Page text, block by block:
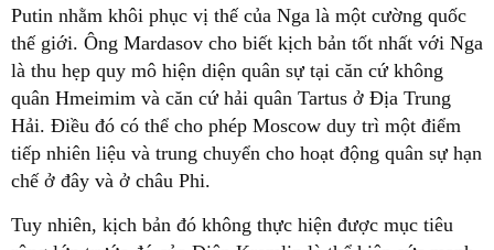
Putin nhằm khôi phục vị thế của Nga là một cường quốc
thế giới. Ông Mardasov cho biết kịch bản tốt nhất với Nga
là thu hẹp quy mô hiện diện quân sự tại căn cứ không
quân Hmeimim và căn cứ hải quân Tartus ở Địa Trung
Hải. Điều đó có thể cho phép Moscow duy trì một điểm
tiếp nhiên liệu và trung chuyển cho hoạt động quân sự hạn
chế ở đây và ở châu Phi.
Tuy nhiên, kịch bản đó không thực hiện được mục tiêu